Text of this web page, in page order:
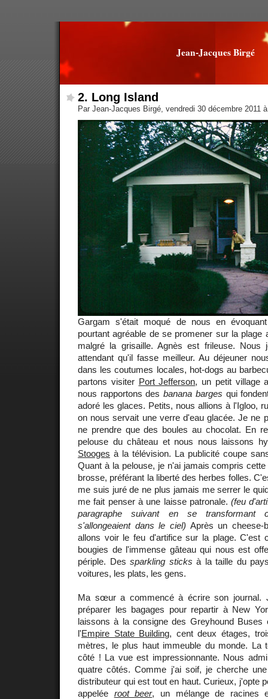
Jean-Jacques Birgé
2. Long Island
Par Jean-Jacques Birgé, vendredi 30 décembre 2011
Gargam s'était moqué de nous en
pourtant agréable de se promener sur la plage
malgré la grisaille. Agnès est frileuse. Nous
attendant qu'il fasse meilleur. Au déjeuner
dans les coutumes locales, hot-dogs au
partons visiter Port Jefferson, un petit village
nous rapportons desbanana barges qui
adoré les glaces. Petits, nous allions à l'Igloo,
on nous servait une verre d'eau glacée. Je ne
ne prendre que des boules au chocolat. En
pelouse du château et nous nous laissons
Stooges à la télévision. La publicité coupe
Quant à la pelouse, je n'ai jamais compris
brosse, préférant la liberté des herbes folles.
me suis juré de ne plus jamais me serrer le
me fait penser à une laisse patronale.(feu
paragraphe suivant en se
s'allongeaient dans le ciel) Après un cheese-
allons voir le feu d'artifice sur la plage. C'est
bougies de l'immense gâteau qui nous est
périple. Des sparkling sticks à la taille du
voitures, les plats, les gens.
Ma sœur a commencé à écrire son journal.
préparer les bagages pour repartir à New
laissons à la consigne des Greyhound Buses
l'Empire State Building, cent deux étages,
mètres, le plus haut immeuble du monde. La
côté ! La vue est impressionnante. Nous
quatre côtés. Comme j'ai soif, je cherche
distributeur qui est tout en haut. Curieux, j'opte
appelée root beer, un mélange de racines